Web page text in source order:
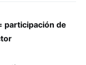
participación de